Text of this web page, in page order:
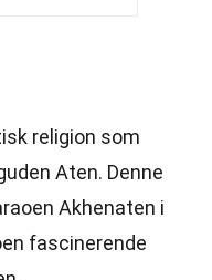
religion som
Aten. Denne
Akhenaten i
fascinerende